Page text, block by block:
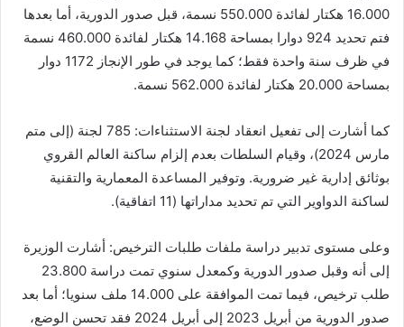
16.000 هكتار لفائدة 550.000 نسمة، قبل صدور الدورية، أما بعدها
فتم تحديد 924 دوارا بمساحة 14.168 هكتار لفائدة 460.000 نسمة
في ظرف سنة واحدة فقط؛ كما يوجد في طور الإنجاز 1172 دوار
بمساحة 20.000 هكتار لفائدة 562.000 نسمة.
كما أشارت إلى تفعيل انعقاد لجنة الاستثناءات: 785 لجنة (إلى متم
مارس 2024)، وقيام السلطات بعدم إلزام ساكنة العالم القروي
بوثائق إدارية غير ضرورية. وتوفير المساعدة المعمارية والتقنية
لساكنة الدواوير التي تم تحديد مداراتها (11 اتفاقية).
وعلى مستوى تدبير دراسة ملفات طلبات الترخيص: أشارت الوزيرة
إلى أنه وقبل صدور الدورية وكمعدل سنوي تمت دراسة 23.800
طلب ترخيص، فيما تمت الموافقة على 14.000 ملف سنويا؛ أما بعد
صدور الدورية من أبريل 2023 إلى أبريل 2024 فقد تحسن الوضع،